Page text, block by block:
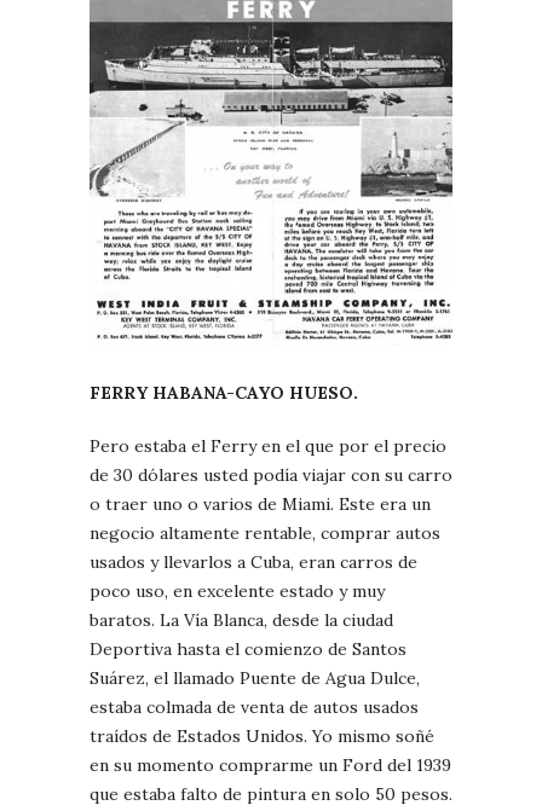
FERRY HABANA-CAYO HUESO.
Pero estaba el Ferry en el que por el precio
de 30 dólares usted podía viajar con su carro
o traer uno o varios de Miami. Este era un
negocio altamente rentable, comprar autos
usados y llevarlos a Cuba, eran carros de
poco uso, en excelente estado y muy
baratos. La Vía Blanca, desde la ciudad
Deportiva hasta el comienzo de Santos
Suárez, el llamado Puente de Agua Dulce,
estaba colmada de venta de autos usados
traídos de Estados Unidos. Yo mismo soñé
en su momento comprarme un Ford del 1939
que estaba falto de pintura en solo 50 pesos.